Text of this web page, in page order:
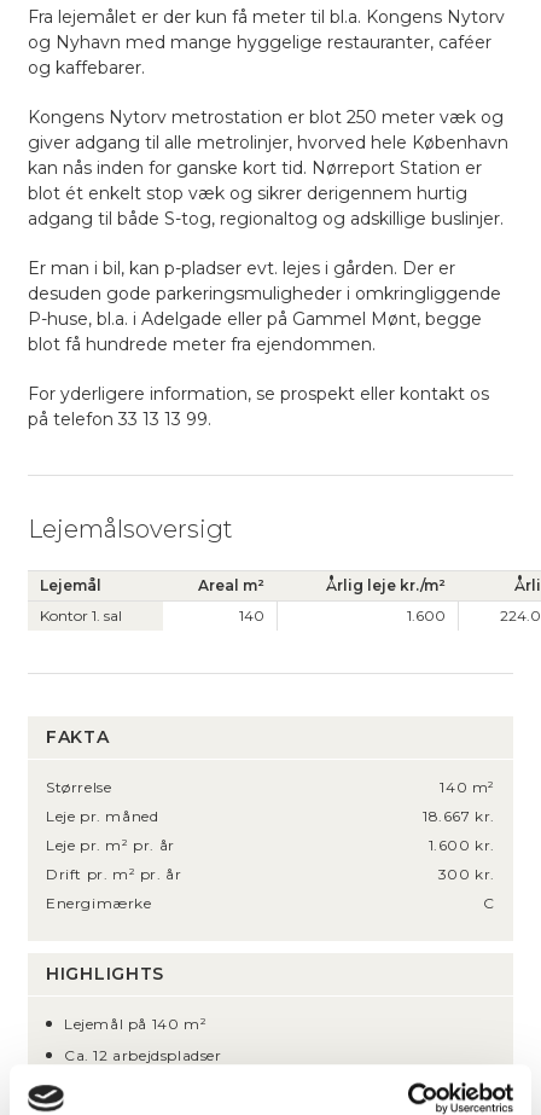
FAKTA
Størrelse
140 m²
Leje pr. måned
18.667 kr.
Leje pr. m² pr. år
1.600 kr.
Drift pr. m² pr. år
300 kr.
Energimærke
C
HIGHLIGHTS
Lejemål på 140 m²
Ca. 12 arbejdspladser
Fra lejemålet er der kun få meter til bl.a. Kongens Nytorv
og Nyhavn med mange hyggelige restauranter, caféer
og kaffebarer.
Kongens Nytorv metrostation er blot 250 meter væk og
giver adgang til alle metrolinjer, hvorved hele København
kan nås inden for ganske kort tid. Nørreport Station er
blot ét enkelt stop væk og sikrer derigennem hurtig
adgang til både S-tog, regionaltog og adskillige buslinjer.
Er man i bil, kan p-pladser evt. lejes i gården. Der er
desuden gode parkeringsmuligheder i omkringliggende
P-huse, bl.a. i Adelgade eller på Gammel Mønt, begge
blot få hundrede meter fra ejendommen.
For yderligere information, se prospekt eller kontakt os
på telefon 33 13 13 99.
Lejemålsoversigt
Lejemål Areal m² Årlig leje kr./m²
Kontor 1. sal
140 1.600